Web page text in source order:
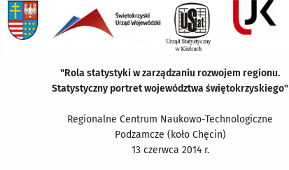
"Rola statystyki w zarządzaniu rozwojem regionu.
Statystyczny portret województwa świętokrzyskiego"
Regionalne Centrum Naukowo-Technologiczne
Podzamcze (koło Chęcin)
13 czerwca 2014 r.